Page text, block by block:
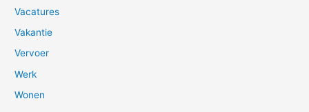
Vacatures
Vakantie
Vervoer
Werk
Wonen